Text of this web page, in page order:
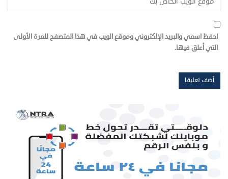
احفظ اسمي والبريد الإلكتروني وموقع الويب في هذا المتصفح للمرة الأولى
التي أعلق فيها.